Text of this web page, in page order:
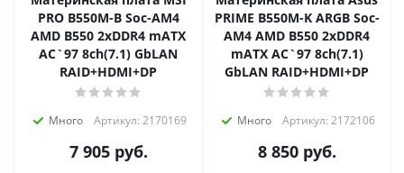
PRO B550M-B Soc-AM4
AMD B550 2xDDR4 mATX
AC`97 8ch(7.1) GbLAN
RAID+HDMI+DP
Много Артикул: 2170169
7 905руб.
PRIME B550M-K ARGB Soc-
AM4 AMD B550 2xDDR4
mATX AC`97 8ch(7.1)
GbLAN RAID+HDMI+DP
Много Артикул: 2172106
8 850руб.